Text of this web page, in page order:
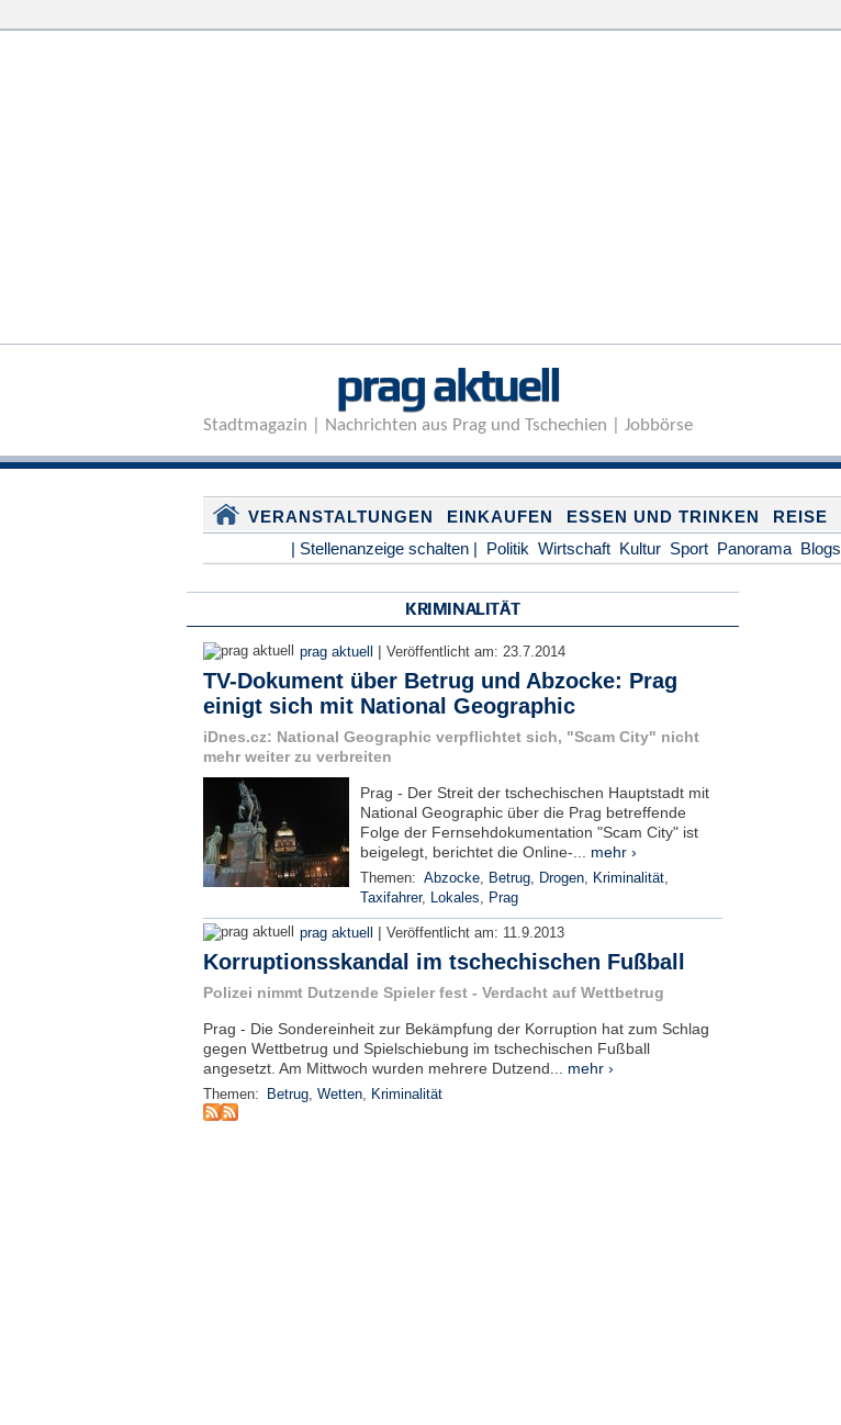
prag aktuell
Stadtmagazin | Nachrichten aus Prag und Tschechien | Jobbörse
VERANSTALTUNGEN EINKAUFEN ESSEN UND TRINKEN REISE
| Stellenanzeige schalten | Politik Wirtschaft Kultur Sport Panorama Blogs
KRIMINALITÄT
prag aktuell | Veröffentlicht am: 23.7.2014
TV-Dokument über Betrug und Abzocke: Prag
einigt sich mit National Geographic
iDnes.cz: National Geographic verpflichtet sich, "Scam City" nicht
mehr weiter zu verbreiten
Prag - Der Streit der tschechischen Hauptstadt mit
National Geographic über die Prag betreffende
Folge der Fernsehdokumentation "Scam City" ist
beigelegt, berichtet die Online-... mehr ›
Themen: Abzocke, Betrug, Drogen, Kriminalität,
Taxifahrer, Lokales, Prag
prag aktuell | Veröffentlicht am: 11.9.2013
Korruptionsskandal im tschechischen Fußball
Polizei nimmt Dutzende Spieler fest - Verdacht auf Wettbetrug
Prag - Die Sondereinheit zur Bekämpfung der Korruption hat zum Schlag
gegen Wettbetrug und Spielschiebung im tschechischen Fußball
angesetzt. Am Mittwoch wurden mehrere Dutzend... mehr ›
Themen: Betrug, Wetten, Kriminalität